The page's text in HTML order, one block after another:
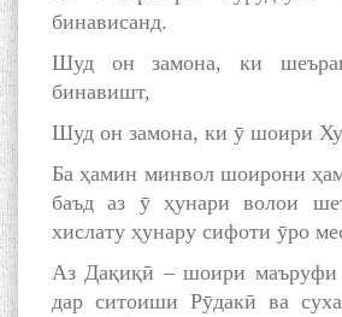
бинависанд.
Шуд он замона, ки
бинавишт,
Шуд он замона, ки ӯ шоири
Ба ҳамин минвол шоирони
баъд аз ӯ ҳунари волои
хислату ҳунару сифоти ӯро
Аз Дақиқӣ – шоири маъруфи
дар ситоиши Рӯдакӣ ва